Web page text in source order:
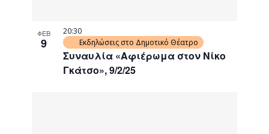
ΦΕΒ
9
Συναυλία «Αφιέρωμα στον Νίκο
Γκάτσο», 9/2/25
20:30
Εκδηλώσεις στο Δημοτικό Θέατρο